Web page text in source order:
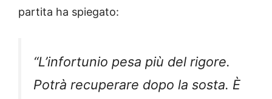
partita ha spiegato:
“L’infortunio pesa più del rigore.
Potrà recuperare dopo la sosta. È